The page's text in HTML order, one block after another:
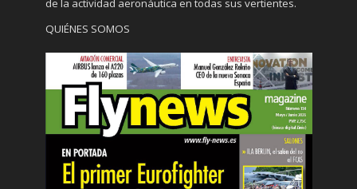
de la actividad aeronáutica en todas sus vertientes.
QUIÉNES SOMOS